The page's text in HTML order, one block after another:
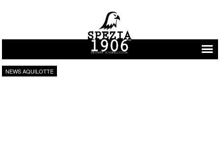
Vai al contenuto
NEWS AQUILOTTE